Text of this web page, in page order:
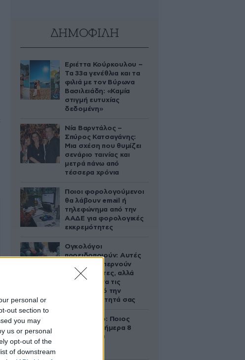
personal or
out section to
you may
us or personal
opt-out of the
of downstream
ΔΗΜΟΦΙΛΗ
Εριέττα Κούρκουλου –
Τα 33α γενέθλια και τα
φιλιά με τον Βύρωνα
Βασιλειάδη: «Καμία
στιγμή ευτυχίας
δεδομένη»
Νία Βαρντάλος –
Σπύρος Κατσαγάνης:
Μια σχέση που θυμίζει
σενάριο ταινίας και
μετρά πάνω από
τέσσερα χρόνια
Ποιοι φορολογούμενοι
θα λάβουν email ή
τηλεφώνημα από την
ΑΑΔΕ για φορολογικές
εκκρεμότητες
Ογκολόγοι
προειδοποιούν: Αυτές
οι τροφές, περνούν
απαρατήρητες, αλλά
καλό είναι να τις
βγάλετε από την
καθημερινότητά σας
Εορτολόγιο: Ποιος
γιορτάζει σήμερα 8
Αυγούστου